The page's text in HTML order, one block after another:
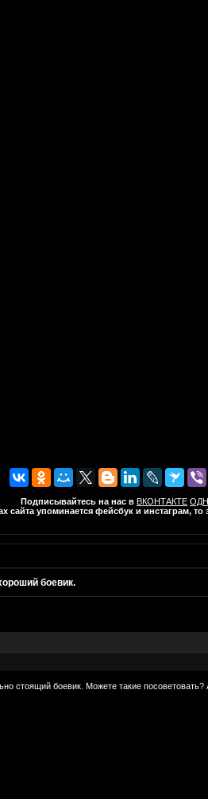
Подписывайтесь на нас в ВКОНТАКТЕ
упоминается фейсбук и инстаграм, то
боевик.
стоящий боевик. Можете такие